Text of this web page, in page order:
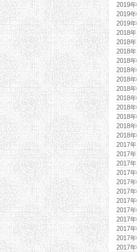
2019
2019
2019
2018
2018
2018
2018
2018
2018
2018
2018
2018
2018
2018
2018
2017
2017
2017
2017
2017
2017
2017
2017
2017
2017
2017
2017